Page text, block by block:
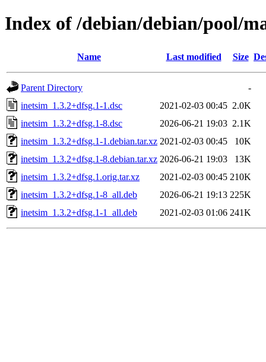
Index of /debian/debian/pool/
Name Last modified Size
Parent Directory
-
inetsim_1.3.2+dfsg.1-1.dsc
2021-02-03 00:45 2.0K
inetsim_1.3.2+dfsg.1-8.dsc
2026-06-21 19:03 2.1K
inetsim_1.3.2+dfsg.1-1.debian.tar.xz 2021-02-03 00:45
10K
inetsim_1.3.2+dfsg.1-8.debian.tar.xz 2026-06-21 19:03
13K
inetsim_1.3.2+dfsg.1.orig.tar.xz
2021-02-03 00:45 210K
inetsim_1.3.2+dfsg.1-8_all.deb
2026-06-21 19:13 225K
inetsim_1.3.2+dfsg.1-1_all.deb
2021-02-03 01:06 241K